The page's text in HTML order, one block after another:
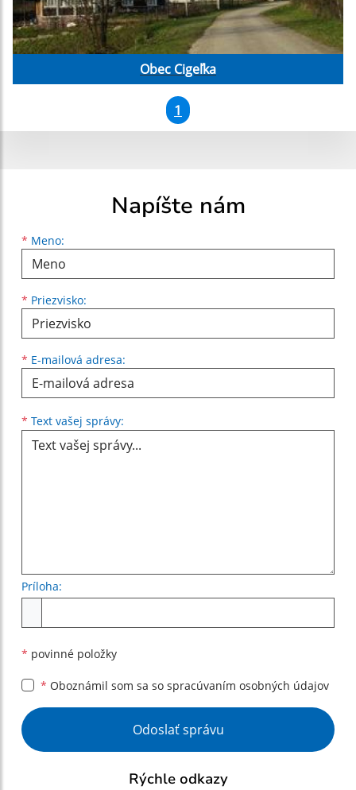
Obec Cigeľka
1
Napíšte nám
* Meno:
Meno
* Priezvisko:
Priezvisko
* E-mailová adresa:
E-mailová adresa
* Text vašej správy:
Príloha:
* povinné položky
* Oboznámil som sa so spracúvaním osobných údajov
Google reCaptcha Response
Odoslať správu
Rýchle odkazy